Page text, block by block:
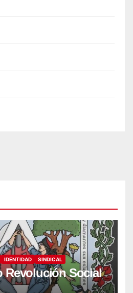
IDENTIDAD SINDICAL
Revolución Social